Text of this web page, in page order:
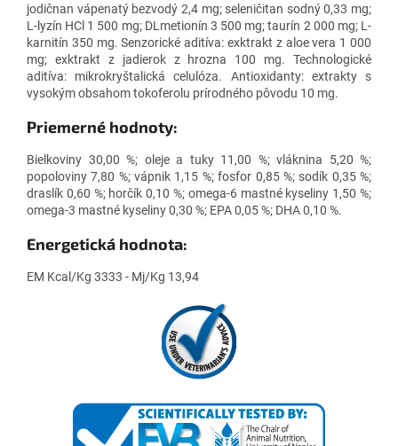
jodičnan vápenatý bezvodý 2,4 mg; seleničitan sodný 0,33 mg;
L-lyzín HCl 1 500 mg; DLmetionín 3 500 mg; taurín 2 000 mg; L-
karnitín 350 mg. Senzorické aditíva: exktrakt z aloe vera 1 000
mg; exktrakt z jadierok z hrozna 100 mg. Technologické
aditíva: mikrokryštalická celulóza. Antioxidanty: extrakty s
vysokým obsahom tokoferolu prírodného pôvodu 10 mg.
Priemerné hodnoty:
Bielkoviny 30,00 %; oleje a tuky 11,00 %; vláknina 5,20 %;
popoloviny 7,80 %; vápnik 1,15 %; fosfor 0,85 %; sodík 0,35 %;
draslík 0,60 %; horčík 0,10 %; omega-6 mastné kyseliny 1,50 %;
omega-3 mastné kyseliny 0,30 %; EPA 0,05 %; DHA 0,10 %.
Energetická hodnota:
EM Kcal/Kg 3333 - Mj/Kg 13,94